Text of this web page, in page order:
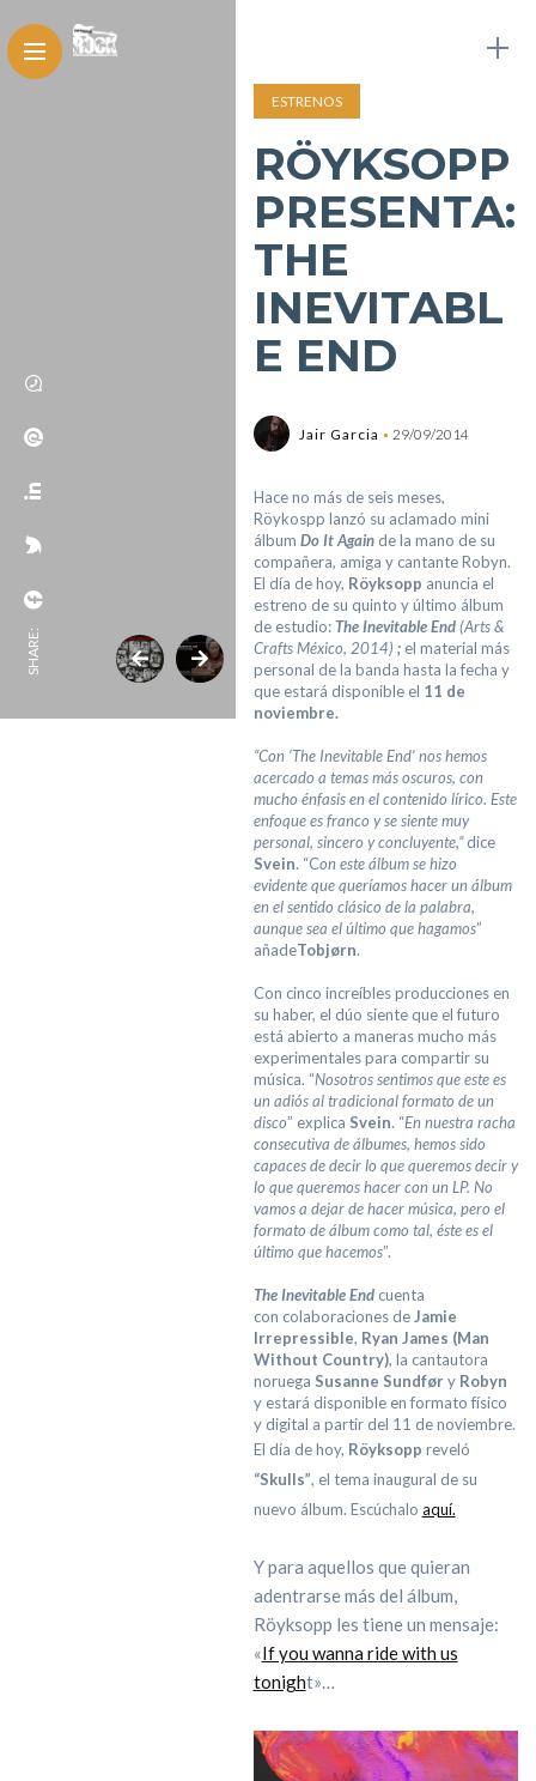
SHARE:
ESTRENOS
RÖYKSOPP
PRESENTA:
THE
INEVITABL
E END
Jair Garcia 29/09/2014
Hace no más de seis meses,
Röykospp lanzó su aclamado mini
álbum Do It Againde la mano de su
compañera, amiga y cantante Robyn.
El día de hoy, Röyksopp anuncia el
estreno de su quinto y último álbum
de estudio:The Inevitable End(Arts &
Crafts México, 2014) ; el material más
personal de la banda hasta la fecha y
que estará disponible el 11 de
noviembre.
“Con ‘The Inevitable End’ nos hemos
acercado a temas más oscuros, con
mucho énfasis en el contenido lírico. Este
enfoque es franco y se siente muy
personal, sincero y concluyente,”dice
Svein. “Con este álbum se hizo
evidente que queríamos hacer un álbum
en el sentido clásico de la palabra,
aunque sea el último que hagamos”
añadeTobjørn.
Con cinco increíbles producciones en
su haber, el dúo siente que el futuro
está abierto a maneras mucho más
experimentales para compartir su
música. “Nosotros sentimos que este es
un adiós al tradicional formato de un
disco” explica Svein. “En nuestra racha
consecutiva de álbumes, hemos sido
capaces de decir lo que queremos decir y
lo que queremos hacer con un LP. No
vamos a dejar de hacer música, pero el
formato de álbum como tal, éste es el
último que hacemos”.
The Inevitable Endcuenta
con colaboraciones de Jamie
Irrepressible, Ryan James (Man
Without Country), la cantautora
noruega Susanne Sundføry Robyn
y estará disponible en formato físico
y digital a partir del 11 de noviembre.
El día de hoy, Röyksopp reveló
“Skulls”, el tema inaugural de su
nuevo álbum. Escúchalo aquí.
Y para aquellos que quieran
adentrarse más del álbum,
Röyksopp les tiene un mensaje:
«If you wanna ride with us
tonight»…